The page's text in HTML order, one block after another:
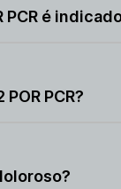
PCR ajuda
PCR é
exame HTLV
PCR?